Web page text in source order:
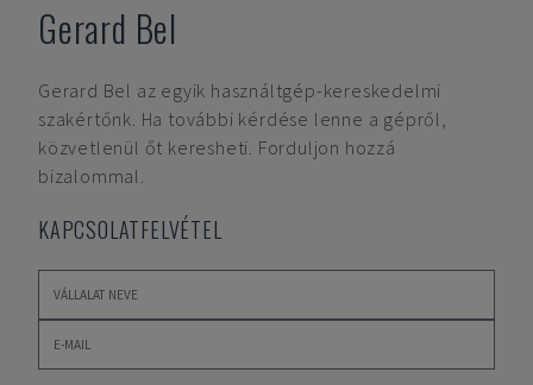
Gerard Bel
Gerard Bel az egyik használtgép-kereskedelmi
szakértőnk. Ha további kérdése lenne a gépről,
közvetlenül őt keresheti. Forduljon hozzá
bizalommal.
KAPCSOLATFELVÉTEL